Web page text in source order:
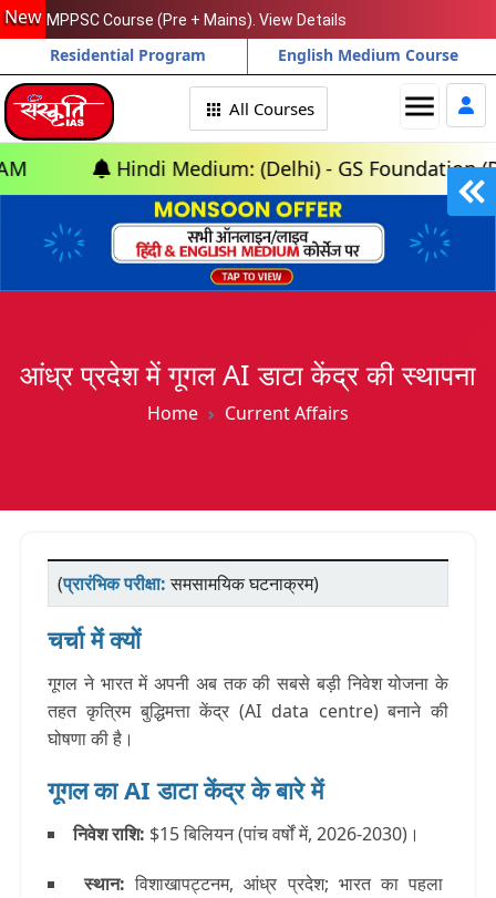
New MPPSC Course (Pre + Mains). View Details
Residential Program English Medium Course
menu
All Courses
Hindi Medium: (Delhi) - GS Foundation (P+M) :
आंध्र प्रदेश में गूगल AI डाटा केंद्र की स्थापना
Home Current Affairs
(प्रारंभिक परीक्षा:समसामयिक घटनाक्रम)
चर्चा में क्यों
गूगल ने भारत में अपनी अब तक की सबसे बड़ी निवेश योजना के
तहत कृत्रिम बुद्धिमत्ता केंद्र (AI data centre) बनाने की
घोषणा की है।
गूगल का AI डाटा केंद्र के बारे में
निवेश राशि: $15 बिलियन (पांच वर्षों में, 2026-2030)।
स्थान:विशाखापट्टनम, आंध्र प्रदेश; भारत का पहला